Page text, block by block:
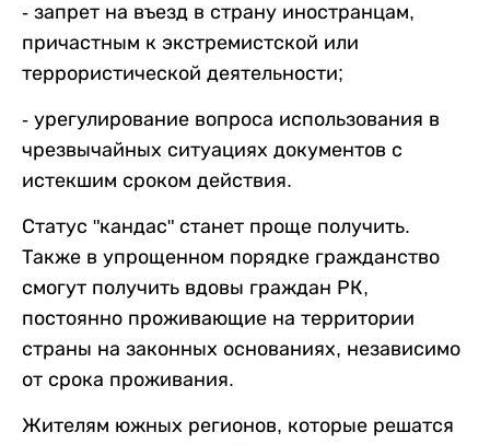
- запрет на въезд в страну иностранцам,
причастным к экстремистской или
террористической деятельности;
- урегулирование вопроса использования в
чрезвычайных ситуациях документов с
истекшим сроком действия.
Статус "кандас" станет проще получить.
Также в упрощенном порядке гражданство
смогут получить вдовы граждан РК,
постоянно проживающие на территории
страны на законных основаниях, независимо
от срока проживания.
Жителям южных регионов, которые решатся